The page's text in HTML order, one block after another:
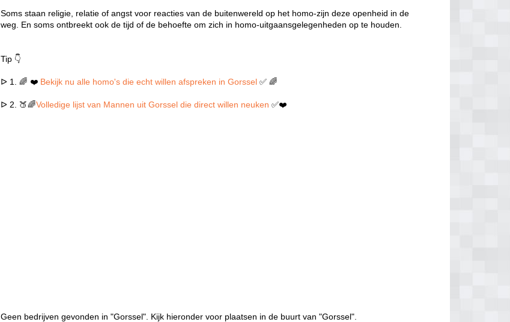
Soms staan religie, relatie of angst voor reacties van de buitenwereld op het homo-zijn deze openheid in de
weg. En soms ontbreekt ook de tijd of de behoefte om zich in homo-uitgaansgelegenheden op te houden.
Tip 👇
ᐅ 1. 🌈 ❤️ Bekijk nu alle homo's die echt willen afspreken in Gorssel ✅ 🌈
ᐅ 2. 🍑🌈Volledige lijst van Mannen uit Gorssel die direct willen neuken✅❤️
Geen bedrijven gevonden in "Gorssel". Kijk hieronder voor plaatsen in de buurt van "Gorssel".